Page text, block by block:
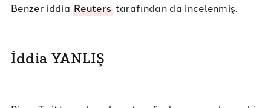
Benzer iddiaReuters tarafından da incelenmiş.
İddia YANLIŞ